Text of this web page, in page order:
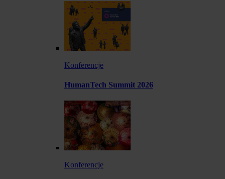
Konferencje
HumanTech Summit 2026
Konferencje